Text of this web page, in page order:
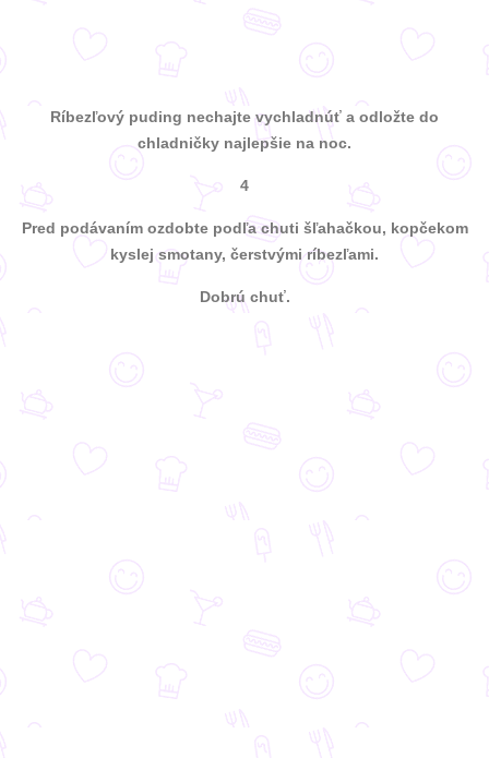
Ríbezľový puding nechajte vychladnúť a odložte do
chladničky najlepšie na noc.
4
Pred podávaním ozdobte podľa chuti šľahačkou, kopčekom
kyslej smotany, čerstvými ríbezľami.
Dobrú chuť.